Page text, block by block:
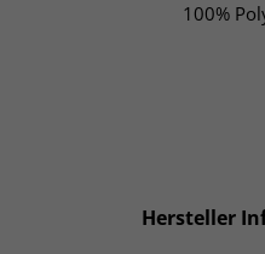
100%
Hersteller